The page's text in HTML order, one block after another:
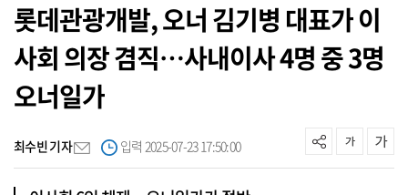
롯데관광개발, 오너 김기병 대표가 이
사회 의장 겸직…사내이사 4명 중 3명
오너일가
최수빈 기자 입력 2025-07-23 17:50:00